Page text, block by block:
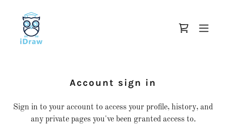
Account sign in
Sign in to your account to access your profile, history, and
any private pages you've been granted access to.